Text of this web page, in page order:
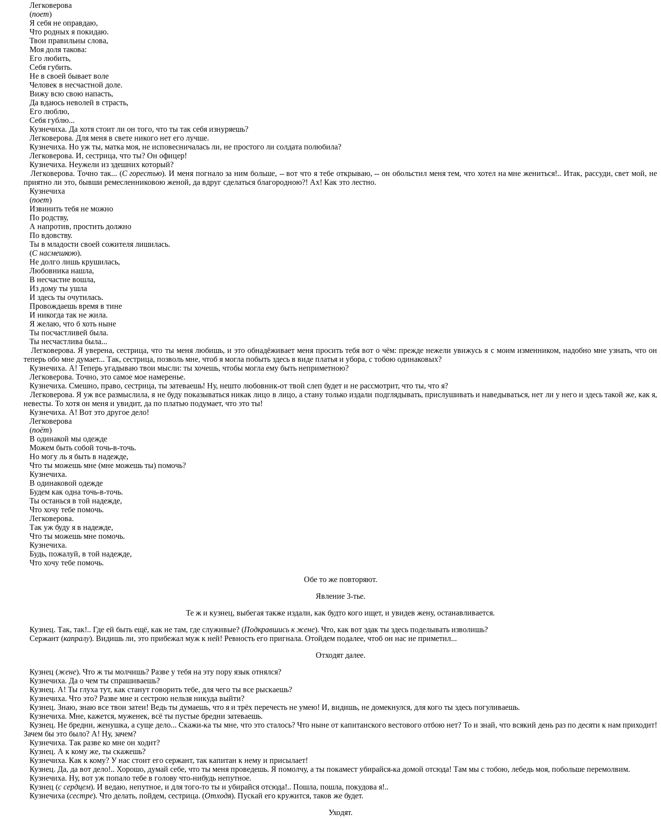
Легковерова
(поет)
Я себя не оправдаю,
Что родных я покидаю.
Твои правильны слова,
Моя доля такова:
Его любить,
Себя губить.
Не в своей бывает воле
Человек в несчастной доле.
Вижу всю свою напасть,
Да вдаюсь неволей в страсть,
Его люблю,
Себя гублю...
Кузнечиха. Да хотя стоит ли он того, что ты так себя изнуряешь?
Легковерова. Для меня в свете никого нет его лучше.
Кузнечиха. Но уж ты, матка моя, не исповесничалась ли, не простого ли солдата полюбила?
Легковерова. И, сестрица, что ты? Он офицер!
Кузнечиха. Неужели из здешних который?
Легковерова. Точно так... (С горестью). И меня погнало за ним больше, -- вот что я тебе открываю, -- он обольстил меня тем, что хотел на мне жениться!.. Итак, рассуди, свет мой, не
приятно ли это, бывши ремесленниковою женой, да вдруг сделаться благородною?! Ах! Как это лестно.
Кузнечиха
(поет)
Извинить тебя не можно
По родству,
А напротив, простить должно
По вдовству.
Ты в младости своей сожителя лишилась.
(С насмешкою).
Не долго лишь крушилась,
Любовника нашла,
В несчастие вошла,
Из дому ты ушла
И здесь ты очутилась.
Провождаешь время в тине
И никогда так не жила.
Я желаю, что б хоть ныне
Ты посчастливей была.
Ты несчастлива была...
Легковерова. Я уверена, сестрица, что ты меня любишь, и это обнадёживает меня просить тебя вот о чём: прежде нежели увижусь я с моим изменником, надобно мне узнать, что он
теперь обо мне думает... Так, сестрица, позволь мне, чтоб я могла побыть здесь в виде платья и убора, с тобою одинаковых?
Кузнечиха. А! Теперь угадываю твои мысли: ты хочешь, чтобы могла ему быть неприметною?
Легковерова. Точно, это самое мое намеренье.
Кузнечиха. Смешно, право, сестрица, ты затеваешь! Ну, нешто любовник-от твой слеп будет и не рассмотрит, что ты, что я?
Легковерова. Я уж все размыслила, я не буду показываться никак лицо в лицо, а стану только издали подглядывать, прислушивать и наведываться, нет ли у него и здесь такой же, как я,
невесты. То хотя он меня и увидит, да по платью подумает, что это ты!
Кузнечиха. А! Вот это другое дело!
Легковерова
(поёт)
В одинакой мы одежде
Можем быть собой точь-в-точь.
Но могу ль я быть в надежде,
Что ты можешь мне (мне можешь ты) помочь?
Кузнечиха.
В одинаковой одежде
Будем как одна точь-в-точь.
Ты останься в той надежде,
Что хочу тебе помочь.
Легковерова.
Так уж буду я в надежде,
Что ты можешь мне помочь.
Кузнечиха.
Будь, пожалуй, в той надежде,
Что хочу тебе помочь.
Обе то же повторяют.
Явление 3-тье.
Те ж и кузнец, выбегая также издали, как будто кого ищет, и увидев жену, останавливается.
Кузнец. Так, так!.. Где ей быть ещё, как не там, где служивые? (Подкравшись к жене). Что, как вот эдак ты здесь поделывать изволишь?
Сержант (капралу). Видишь ли, это прибежал муж к ней! Ревность его пригнала. Отойдем подалее, чтоб он нас не приметил...
Отходят далее.
Кузнец (жене). Что ж ты молчишь? Разве у тебя на эту пору язык отнялся?
Кузнечиха. Да о чем ты спрашиваешь?
Кузнец. А! Ты глуха тут, как станут говорить тебе, для чего ты все рыскаешь?
Кузнечиха. Что это? Разве мне и сестрою нельзя никуда выйти?
Кузнец. Знаю, знаю все твои затеи! Ведь ты думаешь, что я и трёх перечесть не умею! И, видишь, не домекнулся, для кого ты здесь погуливаешь.
Кузнечиха. Мне, кажется, муженек, всё ты пустые бредни затеваешь.
Кузнец. Не бредни, женушка, а суще дело... Скажи-ка ты мне, что это сталось? Что ныне от капитанского вестового отбою нет? То и знай, что всякий день раз по десяти к нам приходит!
Зачем бы это было? А! Ну, зачем?
Кузнечиха. Так разве ко мне он ходит?
Кузнец. А к кому же, ты скажешь?
Кузнечиха. Как к кому? У нас стоит его сержант, так капитан к нему и присылает!
Кузнец. Да, да вот дело!.. Хорошо, думай себе, что ты меня проведешь. Я помолчу, а ты покамест убирайся-ка домой отсюда! Там мы с тобою, лебедь моя, побольше перемолвим.
Кузнечиха. Ну, вот уж попало тебе в голову что-нибудь непутное.
Кузнец (с сердцем). И ведаю, непутное, и для того-то ты и убирайся отсюда!.. Пошла, пошла, покудова я!..
Кузнечиха (сестре). Что делать, пойдем, сестрица. (Отходя). Пускай его кружится, таков же будет.
Уходят.